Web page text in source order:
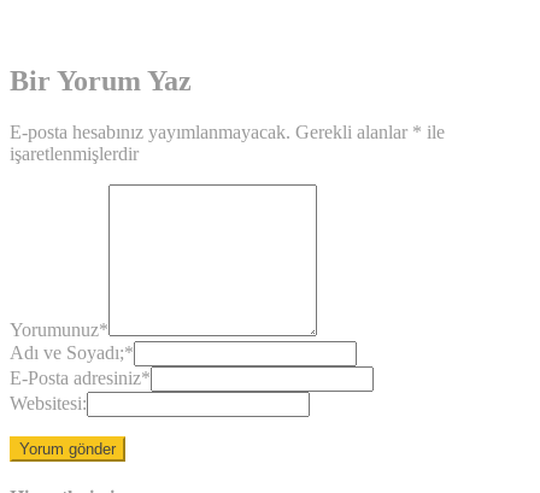
Bir Yorum Yaz
E-posta hesabınız yayımlanmayacak. Gerekli alanlar * ile
işaretlenmişlerdir
Yorumunuz*
Adı ve Soyadı;*
E-Posta adresiniz*
Websitesi: